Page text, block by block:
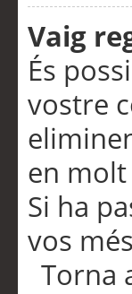
Vaig
És
vostre
en
Si ha
vos
Torna